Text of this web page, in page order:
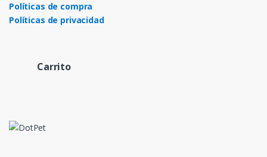
Políticas de compra
Políticas de privacidad
Carrito